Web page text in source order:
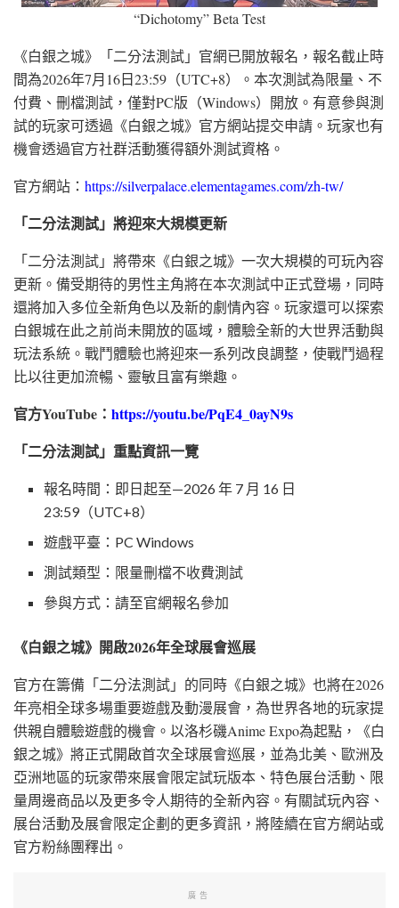
“Dichotomy” Beta Test
《白銀之城》「二分法測試」官網已開放報名，報名截止時
間為2026年7月16日23:59（UTC+8）。本次測試為限量、不
付費、刪檔測試，僅對PC版（Windows）開放。有意參與測
試的玩家可透過《白銀之城》官方網站提交申請。玩家也有
機會透過官方社群活動獲得額外測試資格。
官方網站： https://silverpalace.elementagames.com/zh-tw/
「二分法測試」將迎來大規模更新
「二分法測試」將帶來《白銀之城》一次大規模的可玩內容
更新。備受期待的男性主角將在本次測試中正式登場，同時
還將加入多位全新角色以及新的劇情內容。玩家還可以探索
白銀城在此之前尚未開放的區域，體驗全新的大世界活動與
玩法系統。戰鬥體驗也將迎來一系列改良調整，使戰鬥過程
比以往更加流暢、靈敏且富有樂趣。
官方YouTube ： https://youtu.be/PqE4_0ayN9s
「二分法測試」重點資訊一覽
報名時間：即日起至—2026 年 7 月 16 日
23:59（UTC+8）
遊戲平臺：PC Windows
測試類型：限量刪檔不收費測試
參與方式：請至官網報名參加
《白銀之城》開啟2026年全球展會巡展
官方在籌備「二分法測試」的同時《白銀之城》也將在2026
年亮相全球多場重要遊戲及動漫展會，為世界各地的玩家提
供親自體驗遊戲的機會。以洛杉磯Anime Expo為起點，《白
銀之城》將正式開啟首次全球展會巡展，並為北美、歐洲及
亞洲地區的玩家帶來展會限定試玩版本、特色展台活動、限
量周邊商品以及更多令人期待的全新內容。有關試玩內容、
展台活動及展會限定企劃的更多資訊，將陸續在官方網站或
官方粉絲團釋出。
廣告